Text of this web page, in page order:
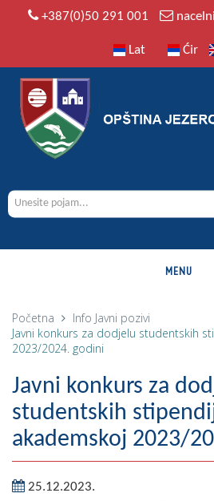
+387(0)50 291 001
Lat Ćir
MENU
O OPŠTINI
Istorija
Geografija
Naseljena mjesta
Zanimljivosti
Fotogalerija
Početna Info Javni pozivi
Javni konkurs za dodjelu studentskih
2023/2024. godini
Javni konkurs za
studentskih
akademskoj 2023/
25.12.2023.